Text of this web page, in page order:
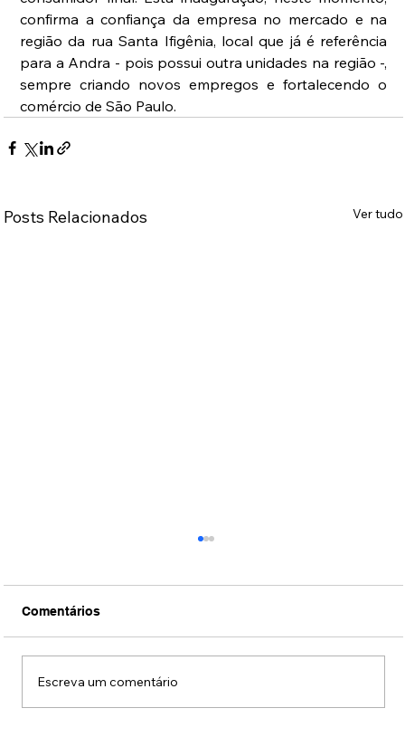
confirma a confiança da empresa no mercado e na
região da rua Santa Ifigênia, local que já é referência
para a Andra - pois possui outra unidades na região -,
sempre criando novos empregos e fortalecendo o
comércio de São Paulo.
Posts Relacionados Ver tudo
Comentários
Escreva um comentário